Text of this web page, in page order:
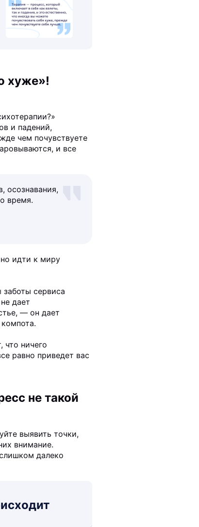
хуже»!
и падений,
чем почувствуете
и все
осознавания,
время.
идти к миру
сервиса
дает
— он дает
что ничего
равно приведет вас
не такой
выявить точки,
внимание.
далеко